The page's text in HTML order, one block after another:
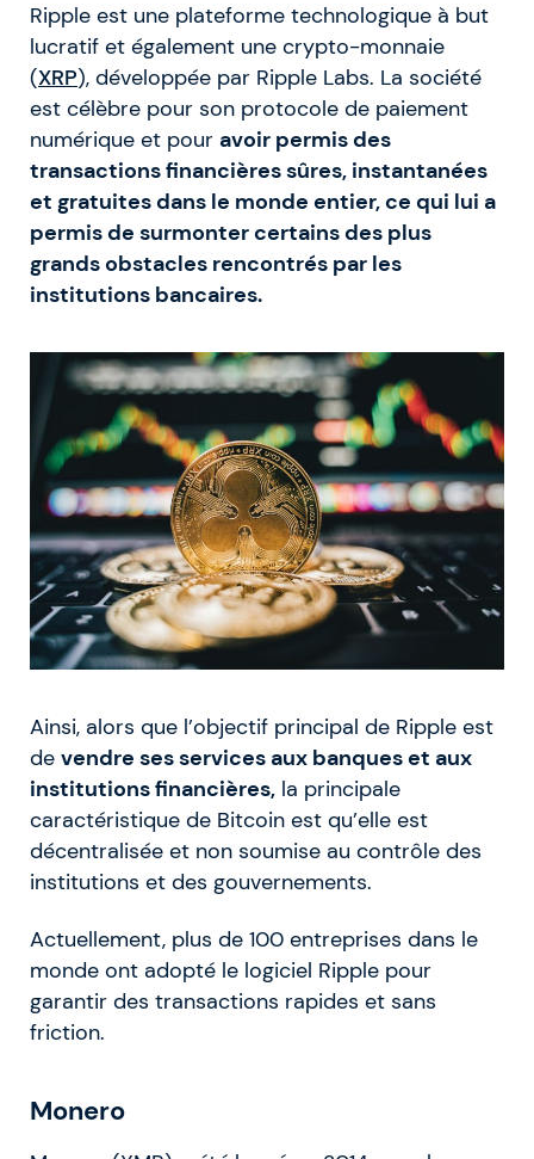
Ripple est une plateforme technologique à but
lucratif et également une crypto-monnaie
(XRP), développée par Ripple Labs. La société
est célèbre pour son protocole de paiement
numérique et pour avoir permis des
transactions financières sûres, instantanées
et gratuites dans le monde entier, ce qui lui a
permis de surmonter certains des plus
grands obstacles rencontrés par les
institutions bancaires.
Ainsi, alors que l’objectif principal de Ripple est
de vendre ses services aux banques et aux
institutions financières, la principale
caractéristique de Bitcoin est qu’elle est
décentralisée et non soumise au contrôle des
institutions et des gouvernements.
Actuellement, plus de 100 entreprises dans le
monde ont adopté le logiciel Ripple pour
garantir des transactions rapides et sans
friction.
Monero